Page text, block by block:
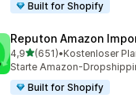
Built for Shopify
Reputon Amazon
4,9von 5 Sternen
(651)
651 Rezensionen
•Kostenloser
Starte Amazon-
Built for Shopify